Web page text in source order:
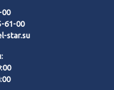
00
61-00
star.su